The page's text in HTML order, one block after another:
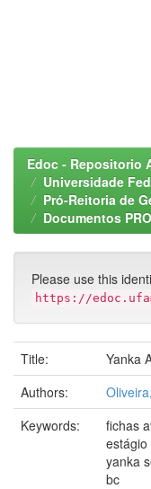
Edoc - Repositorio
Universidade
Pró-Reitoria de
Documentos
Please use this
https://
Title:
Yanka
Authors:
Keywords:
fichas
yanka
bc